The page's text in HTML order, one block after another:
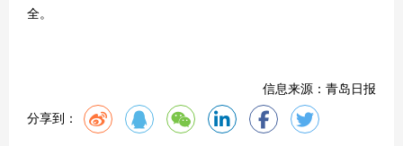
全。
信息来源：青岛日报
分享到：